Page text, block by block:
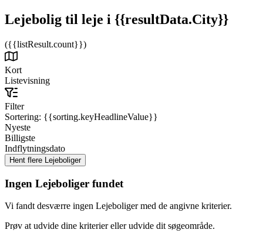
Lejebolig til leje i {{resultData.City}}
({{listResult.count}})
Kort
Listevisning
Filter
Sortering: {{sorting.keyHeadlineValue}}
Nyeste
Billigste
Indflytningsdato
Ingen Lejeboliger fundet
Vi fandt desværre ingen Lejeboliger med de angivne kriterier.
Prøv at udvide dine kriterier eller udvide dit søgeområde.